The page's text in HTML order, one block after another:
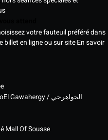
votre fauteuil préféré dans
billet en ligne ou sur siteEn savoir
El Gawahergy / الجواهرجي
Mall Of Sousse